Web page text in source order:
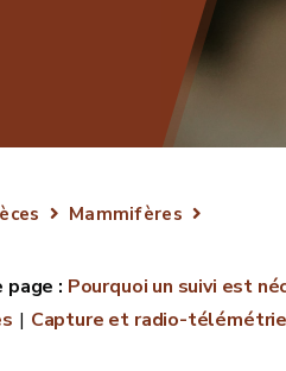
Mammifères
Pourquoi un suivi est
Capture et radio-télémétrie